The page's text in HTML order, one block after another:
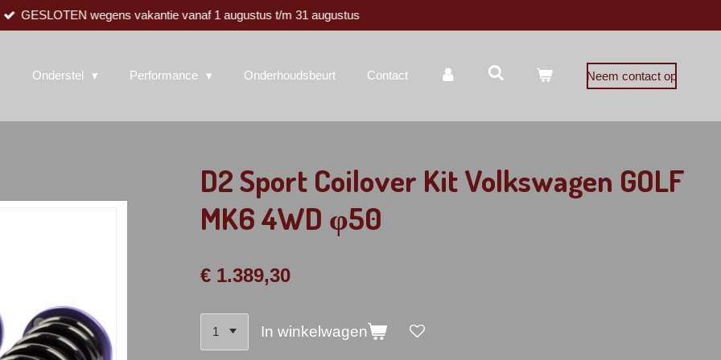
GESLOTEN wegens vakantie vanaf 1 augustus t/m 31 augustus
Onderstel Performance Onderhoudsbeurt Contact Neem contact op
D2 Sport Coilover Kit Volkswagen GOLF
MK6 4WD φ50
€ 1.389,30
In winkelwagen